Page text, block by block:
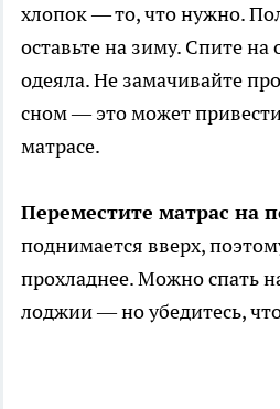
хлопок — то, что нужно.
оставьте на зиму. Спите
одеяла. Не замачивайте
сном — это может
матрасе.
Переместите матрас на
поднимается вверх,
прохладнее. Можно спать
лоджии — но убедитесь,